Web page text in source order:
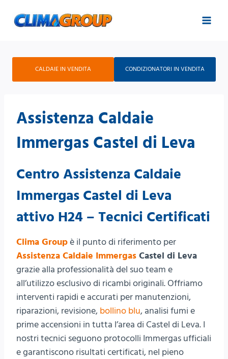
CALDAIE IN VENDITA CONDIZIONATORI IN VENDITA
Assistenza Caldaie
Immergas Castel di Leva
Centro Assistenza Caldaie
Immergas Castel di Leva
attivo H24 – Tecnici Certificati
Clima Groupè il punto di riferimento per
Assistenza Caldaie Immergas Castel di Leva
grazie alla professionalità del suo team e
all’utilizzo esclusivo di ricambi originali. Offriamo
interventi rapidi e accurati per manutenzioni,
riparazioni, revisione, bollino blu, analisi fumi e
prime accensioni in tutta l’area di Castel di Leva. I
nostri tecnici seguono protocolli Immergas ufficiali
e garantiscono risultati certificati, nel pieno